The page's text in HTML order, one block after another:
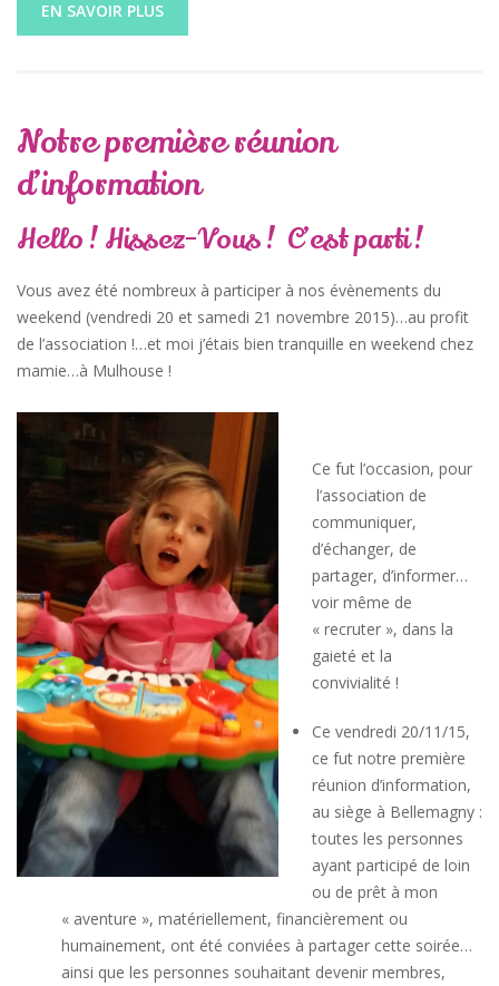
EN SAVOIR PLUS
Notre première réunion
d’information
Hello ! Hissez-Vous ! C’est parti !
Vous avez été nombreux à participer à nos évènements du
weekend (vendredi 20 et samedi 21 novembre 2015)…au profit
de l’association !…et moi j’étais bien tranquille en weekend chez
mamie…à Mulhouse !
Ce fut l’occasion, pour
l’association de
communiquer,
d’échanger, de
partager, d’informer…
voir même de
« recruter », dans la
gaieté et la
convivialité !
Ce vendredi 20/11/15,
ce fut notre première
réunion d’information,
au siège à Bellemagny :
toutes les personnes
ayant participé de loin
ou de prêt à mon
« aventure », matériellement, financièrement ou
humainement, ont été conviées à partager cette soirée…
ainsi que les personnes souhaitant devenir membres,